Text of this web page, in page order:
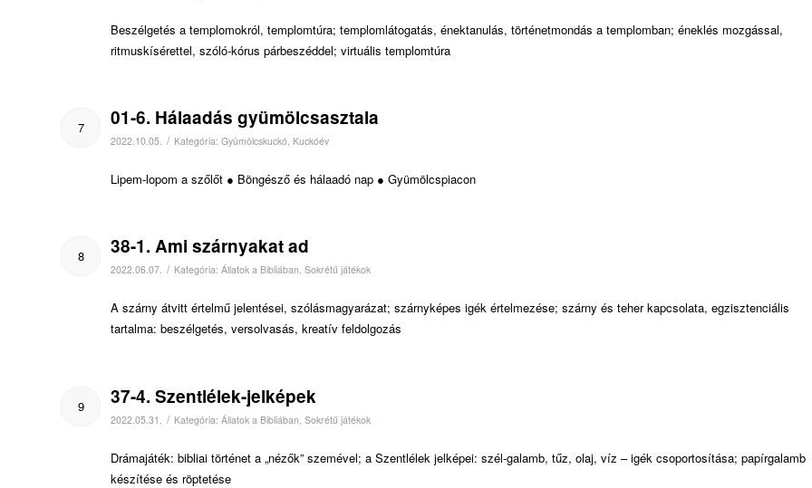
Beszélgetés a templomokról, templomtúra; templomlátogatás, énektanulás, történetmondás a templomban; éneklés mozgással,
ritmuskísérettel, szóló-kórus párbeszéddel; virtuális templomtúra
7 01-6. Hálaadás gyümölcsasztala
2022.10.05. / Kategória: Gyümölcskuckó, Kuckóév
Lipem-lopom a szőlőt ● Böngésző és hálaadó nap ● Gyümölcspiacon
8 38-1. Ami szárnyakat ad
2022.06.07. / Kategória: Állatok a Bibliában, Sokrétű játékok
A szárny átvitt értelmű jelentései, szólásmagyarázat; szárnyképes igék értelmezése; szárny és teher kapcsolata, egzisztenciális
tartalma: beszélgetés, versolvasás, kreatív feldolgozás
9 37-4. Szentlélek-jelképek
2022.05.31. / Kategória: Állatok a Bibliában Sokrétű játékok
Drámajáték: bibliai történet a „nézők” szemével; a Szentlélek jelképei: szél-galamb, tűz, olaj, víz – igék csoportosítása; papírgalamb
készítése és röptetése